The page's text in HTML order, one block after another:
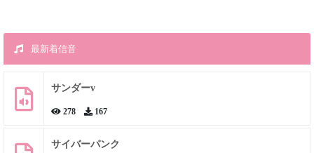
最新着信音
サンダーv
278 167
サイバーパンク